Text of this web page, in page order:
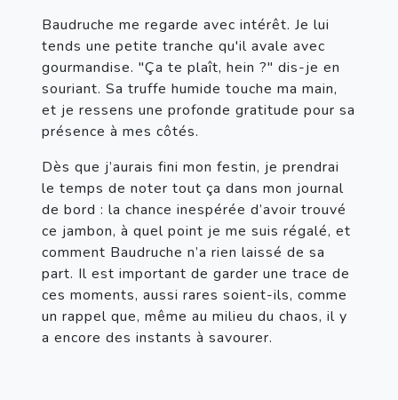
Baudruche me regarde avec intérêt. Je lui
tends une petite tranche qu'il avale avec
gourmandise. "Ça te plaît, hein ?" dis-je en
souriant. Sa truffe humide touche ma main,
et je ressens une profonde gratitude pour sa
présence à mes côtés.
Dès que j’aurais fini mon festin, je prendrai
le temps de noter tout ça dans mon journal
de bord : la chance inespérée d’avoir trouvé
ce jambon, à quel point je me suis régalé, et
comment Baudruche n’a rien laissé de sa
part. Il est important de garder une trace de
ces moments, aussi rares soient-ils, comme
un rappel que, même au milieu du chaos, il y
a encore des instants à savourer.